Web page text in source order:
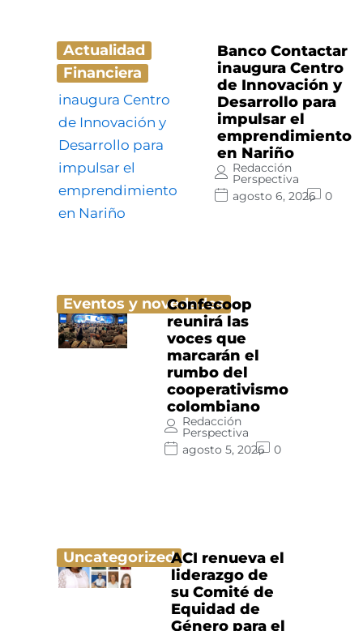
Actualidad
Financiera
Banco Contactar
inaugura Centro
de Innovación y
Desarrollo para
impulsar el
emprendimiento
en Nariño
Redacción
Perspectiva
agosto 6, 2026
0
Eventos y novedades
Confecoop
reunirá las
voces que
marcarán el
rumbo del
cooperativismo
colombiano
Redacción
Perspectiva
agosto 5, 2026
0
UncategorizedACI renueva el
liderazgo de
su Comité de
Equidad de
Género para el